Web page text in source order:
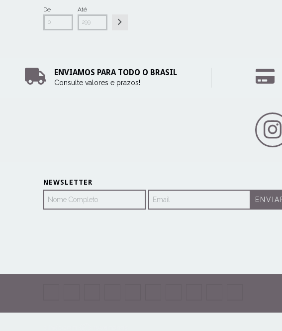
De Até
ENVIAMOS PARA TODO O BRASIL
Consulte valores e prazos!
NEWSLETTER